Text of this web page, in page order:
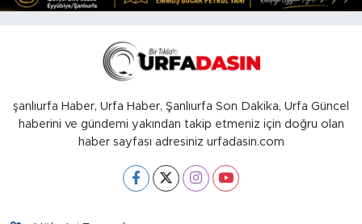
şanlıurfa Haber, Urfa Haber, Şanlıurfa Son Dakika, Urfa Güncel
haberini ve gündemi yakından takip etmeniz için doğru olan
haber sayfası adresiniz urfadasin.com